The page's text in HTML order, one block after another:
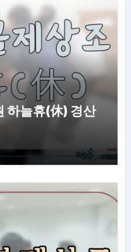
하늘휴(休) 경산